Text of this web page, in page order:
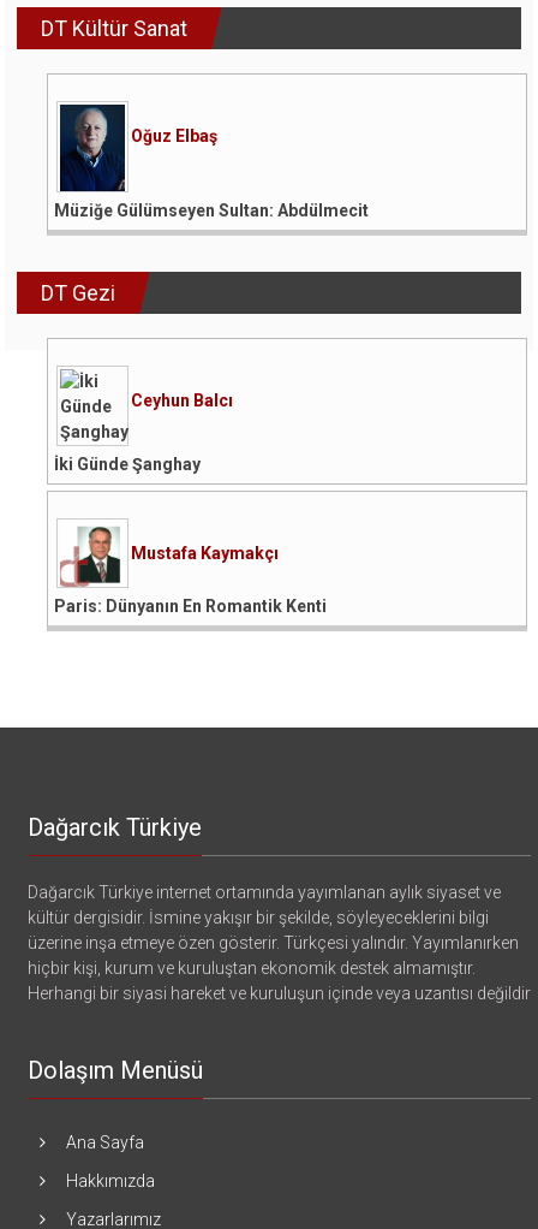
DT Kültür Sanat
Oğuz Elbaş
Müziğe Gülümseyen Sultan: Abdülmecit
DT Gezi
Ceyhun Balcı
İki Günde Şanghay
Mustafa Kaymakçı
Paris: Dünyanın En Romantik Kenti
Dağarcık Türkiye
Dağarcık Türkiye internet ortamında yayımlanan aylık siyaset ve
kültür dergisidir. İsmine yakışır bir şekilde, söyleyeceklerini bilgi
üzerine inşa etmeye özen gösterir. Türkçesi yalındır. Yayımlanırken
hiçbir kişi, kurum ve kuruluştan ekonomik destek almamıştır.
Herhangi bir siyasi hareket ve kuruluşun içinde veya uzantısı değildir
Dolaşım Menüsü
Ana Sayfa
Hakkımızda
Yazarlarımız